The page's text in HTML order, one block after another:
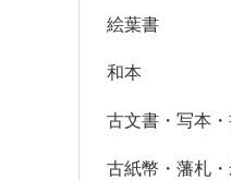
絵葉書
和本
古文書・写本
古紙幣・藩札